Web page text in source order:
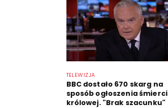
TELEWIZJA
BBC dostało 670 skarg na
sposób ogłoszenia śmierci
królowej. "Brak szacunku"